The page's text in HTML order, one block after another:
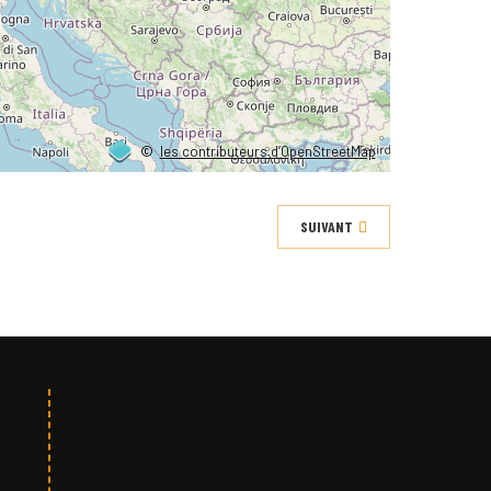
©les contributeurs d’OpenStreetMap
SUIVANT